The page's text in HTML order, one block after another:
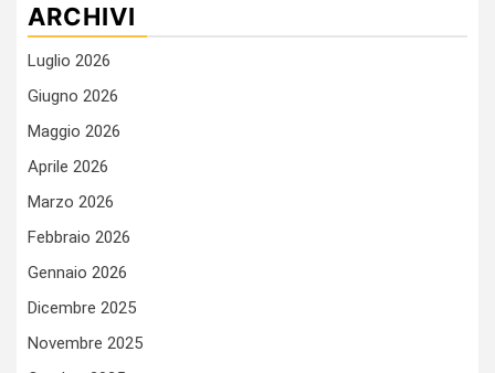
ARCHIVI
Luglio 2026
Giugno 2026
Maggio 2026
Aprile 2026
Marzo 2026
Febbraio 2026
Gennaio 2026
Dicembre 2025
Novembre 2025